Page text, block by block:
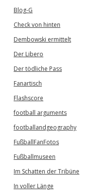
Blog-G
Check von hinten
Dembowski ermittelt
Der Libero
Der tödliche Pass
Fanartisch
Flashscore
football arguments
footballandgeography
FußballFanFotos
Fußballmuseen
Im Schatten der Tribüne
In voller Länge